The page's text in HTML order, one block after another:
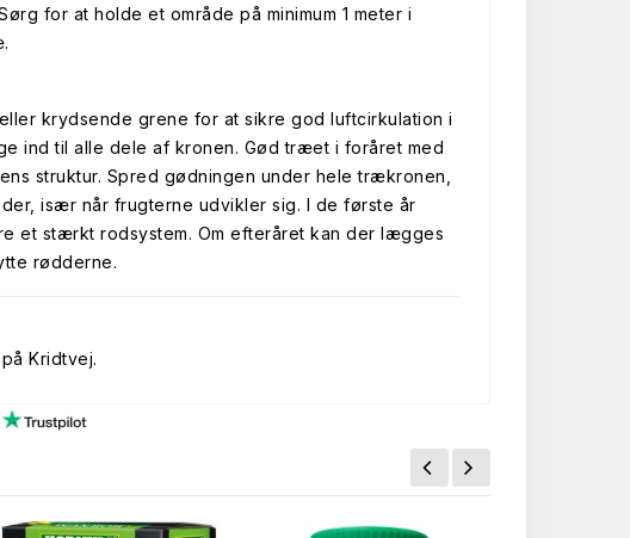
for at holde et område på minimum 1 meter i
krydsende grene for at sikre god luftcirkulation i
ind til alle dele af kronen. Gød træet i foråret med
struktur. Spred gødningen under hele trækronen,
især når frugterne udvikler sig. I de første år
et stærkt rodsystem. Om efteråret kan der lægges
rødderne.
Kridtvej.